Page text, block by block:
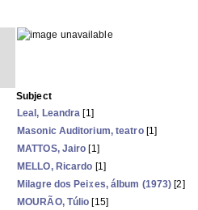
Subject
Leal, Leandra [1]
Masonic Auditorium, teatro[1]
MATTOS, Jairo [1]
MELLO, Ricardo [1]
Milagre dos Peixes, álbum (1973) [2]
MOURÃO, Túlio [15]